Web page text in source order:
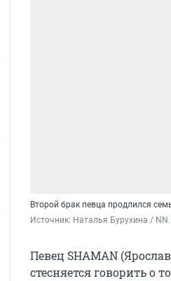
Второй брак певца продлился
Источник: Наталья Бурухина /
Певец SHAMAN
стесняется говорить о